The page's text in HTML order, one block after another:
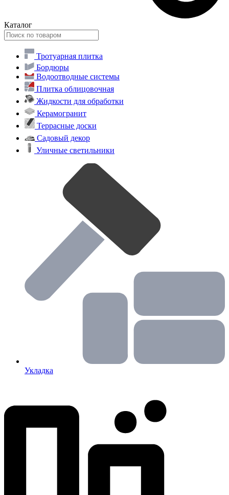
Каталог
Тротуарная плитка
Бордюры
Водоотводные системы
Плитка облицовочная
Жидкости для обработки
Керамогранит
Террасные доски
Садовый декор
Уличные светильники
Укладка